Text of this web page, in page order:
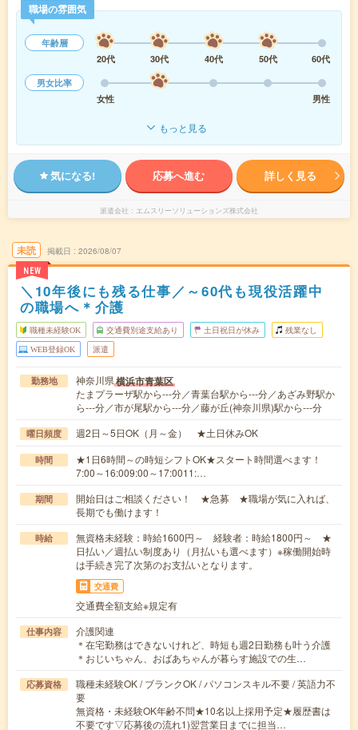
職場の雰囲気
年齢層
20代
30代 40代 50代
60代
男女比率
女性
男性
もっと見る
気になる! 応募へ進む 詳しく見る
派遣会社 エムスリーソリューションズ株式会社
未読
NEW
掲載日 2026/08/07
＼10年後にも残る仕事／～60代も現役活躍中
の職場へ＊介護
職種未経験OK 交通費別途支給あり 土日祝日が休み 残業なし
WEB登録OK 派遣
勤務地 神奈川県横浜市青葉区
たまプラーザ駅から---分／青葉台駅から---分／あざみ野駅か
ら---分／市が尾駅から---分／藤が丘(神奈川県)駅から---分
曜日頻度 週2日～5日OK（月～金） ★土日休みOK
時間
★1日6時間～の時短シフトOK★スタート時間選べます！
7:00～16:009:00～17:0011:…
期間
開始日はご相談ください！ ★急募 ★職場が気に入れば、
長期でも働けます！
時給
無資格未経験：時給1600円～ 経験者：時給1800円～ ★
日払い／週払い制度あり（月払いも選べます）※稼働開始時
は手続き完了次第のお支払いとなります。
交通費
交通費全額支給※規定有
仕事内容
介護関連
＊在宅勤務はできないけれど、時短も週2日勤務も叶う介護
＊おじいちゃん、おばあちゃんが暮らす施設での生…
応募資格
職種未経験OK / ブランクOK / パソコンスキル不要 / 英語力不
要
無資格・未経験OK年齢不問★10名以上採用予定★履歴書は
不要です▽応募後の流れ1)翌営業日までに担当…